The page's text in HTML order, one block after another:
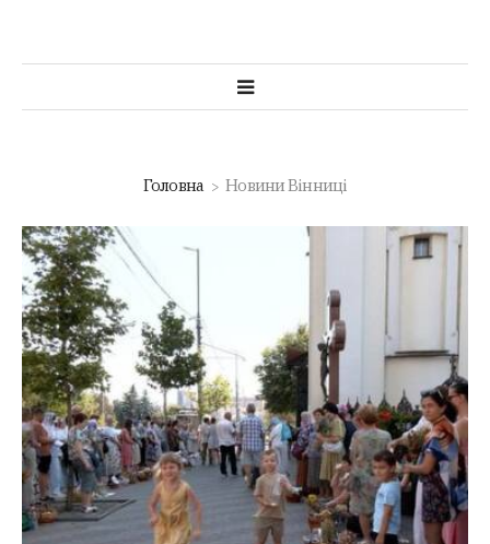
Головна Новини Вінниці